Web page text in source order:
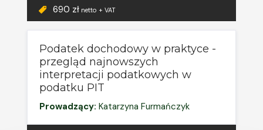
690 zł netto + VAT
Podatek dochodowy w praktyce -
przegląd najnowszych
interpretacji podatkowych w
podatku PIT
Prowadzący: Katarzyna Furmańczyk